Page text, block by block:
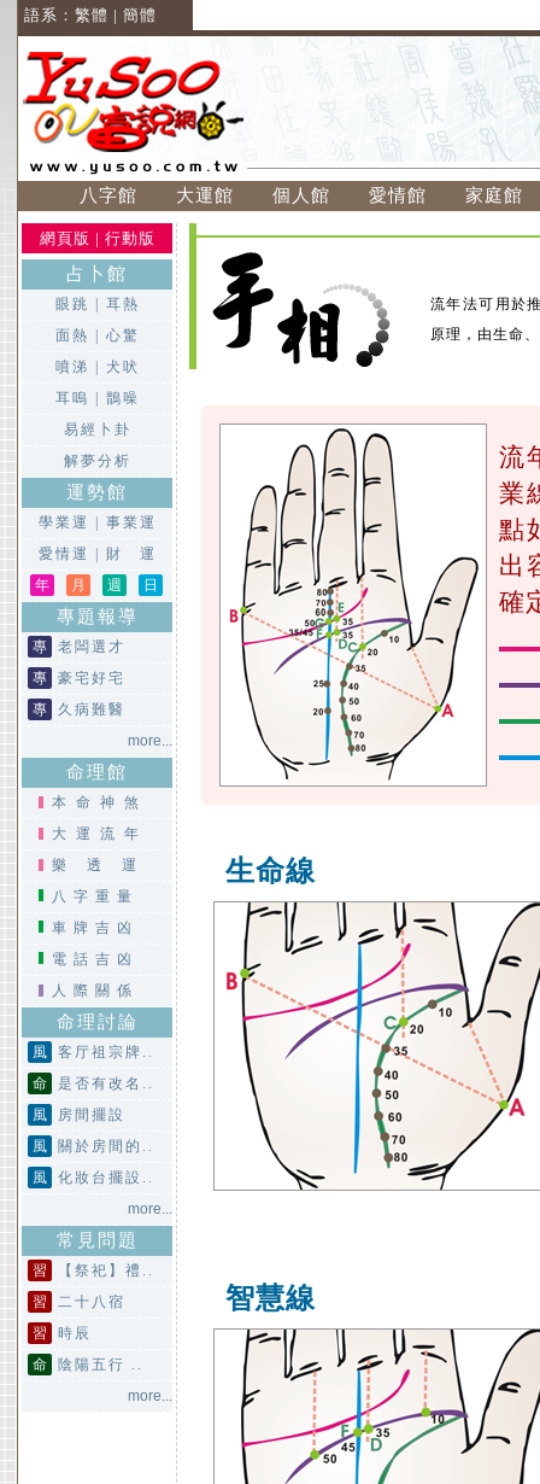
語系： 繁體 | 簡體
八字館 大運館 個人館 愛情館 家庭館
網頁版 | 行動版
占卜館
眼跳
耳熱
面熱
心驚
噴涕
犬吠
耳嗚
鵲噪
易經卜卦
解夢分析
運勢館
學業運
事業運
愛情運
財 運
年
月 週 日
專題報導
專
老闆選才
專
豪宅好宅
專
久病難醫
more...
命理館
本命神煞
大運流年
樂透運
八字重量
車牌吉凶
電話吉凶
人際關係
命理討論
風
客厅祖宗牌..
命
是否有改名..
風
房間擺設
風
關於房間的..
風
化妝台擺設..
more...
常見問題
習
【祭祀】禮..
習
二十八宿
習
時辰
命
陰陽五行 ..
more...
流年法可用於
原理，由生命
流
業
點
出
確
生命線
智慧線